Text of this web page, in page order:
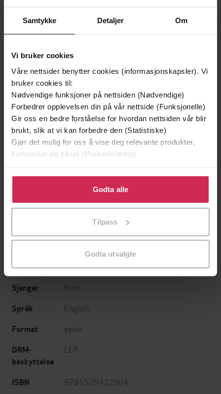
Samtykke Detaljer Om
Vi bruker cookies
Våre nettsider benytter cookies (informasjonskapsler). Vi
bruker cookies til:
Nødvendige funksjoner på nettsiden (Nødvendige)
Forbedrer opplevelsen din på vår nettside (Funksjonelle)
Gir oss en bedre forståelse for hvordan nettsiden vår blir
brukt, slik at vi kan forbedre den (Statistiske)
Gjør det mulig for oss å vise deg relevante produkter,
kampanjer og tilbud (Markedsføring)
Klikk på «Godta alle» for å gi oss ditt samtykke til å
bruke cookies for alle disse formålene. Du kan også
tilpasse ditt samtykke til spesifikke formål ved å klikke
Godta alle
Tilpass
Godta utvalgte
199,-
Minnesota
Jo Nesbø
EBOK
349,-
Utskudd
Jørn Lier Horst
EBOK
A Terra Alta Investigation
(oversetter)
Utgitt 06.07.2023
Sjanger Krim
Språk English
Format epub
DRM-
beskyttelse
LCP
ISBN 9781529422504